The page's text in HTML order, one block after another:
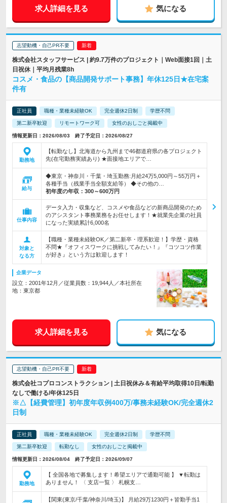
求人詳細を見る 気になる
志望動機・自己PR不要
株式会社スタッフサービス | 約9.7万件のプロジェクト｜Web面接1回｜土
日祝休｜平均月残業8h
コスメ・食品の【商品開発サポート事務】年休125日★在宅案
件有
正社員 職種・業種未経験OK 完全週休2日制 学歴不問
第二新卒歓迎 リモートワーク可 女性のおしごと掲載中
情報更新日：2026/08/03 終了予定日：2026/08/27
勤務地
【転勤なし】北海道から九州まで46都道府県の各プロジェクト
先(在宅勤務実績あり) ★面接地エリアで…
給与
◆東京・神奈川・千葉・埼玉勤務:月給24万5,000円～55万円＋
各種手当（残業手当全額支給等） ◆その他の…
初年度の年収： 300～600万円
仕事内容
データ入力・収集など、コスメや食品などの新商品開発のため
のアシスタント事務業務をお任せします！★就業先企業の社員
になった実績累計6,000名
対象と
なる方
【職種・業種未経験OK／第二新卒・理系歓迎！】学歴・資格
不問★『オフィスワークに挑戦してみたい！』『コツコツ作業
が好き』という方は歓迎します！
企業データ
設立：2001年12月／従業員数：19,944人／本社所在
地：東京都
求人詳細を見る 気になる
志望動機・自己PR不要
株式会社コプロコンストラクション | 土日祝休み＆有給平均取得10日/転勤
なしで働ける/年休125日
※△【経費管理】初年度年収例400万/事務未経験OK/完全週休2
日制
正社員 職種・業種未経験OK 完全週休2日制 学歴不問
第二新卒歓迎 転勤なし 女性のおしごと掲載中
情報更新日：2026/08/04 終了予定日：2026/09/07
勤務地
【 全国各地で募集します！希望エリアで通勤可能 】 ▼転勤は
ありません！ 〈 支店一覧 〉 札幌支…
【関東(東京/千葉/神奈川/埼玉)】 月給29万1230円＋皆勤手当1